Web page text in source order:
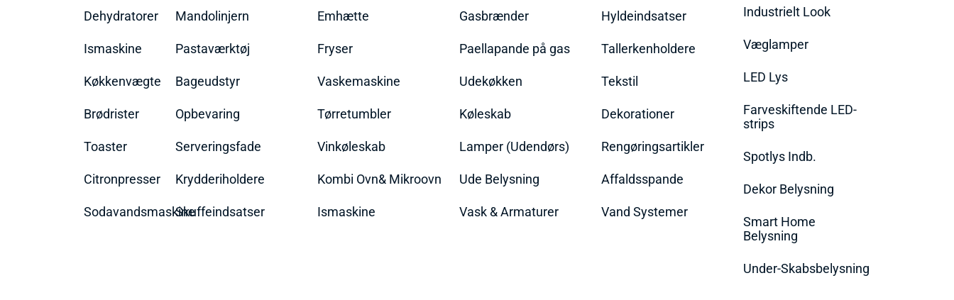
Dehydratorer
Ismaskine
Køkkenvægte
Brødrister
Toaster
Citronpresser
Sodavandsmaskine
Mandolinjern
Pastaværktøj
Bageudstyr
Opbevaring
Serveringsfade
Krydderiholdere
Skuffeindsatser
Emhætte
Fryser
Vaskemaskine
Tørretumbler
Vinkøleskab
Kombi Ovn& Mikroovn
Ismaskine
Gasbrænder
Paellapande på gas
Udekøkken
Køleskab
Lamper (Udendørs)
Ude Belysning
Vask & Armaturer
Hyldeindsatser
Tallerkenholdere
Tekstil
Dekorationer
Rengøringsartikler
Affaldsspande
Vand Systemer
Industrielt Look
Væglamper
LED Lys
Farveskiftende LED-
strips
Spotlys Indb.
Dekor Belysning
Smart Home
Belysning
Under-Skabsbelysning